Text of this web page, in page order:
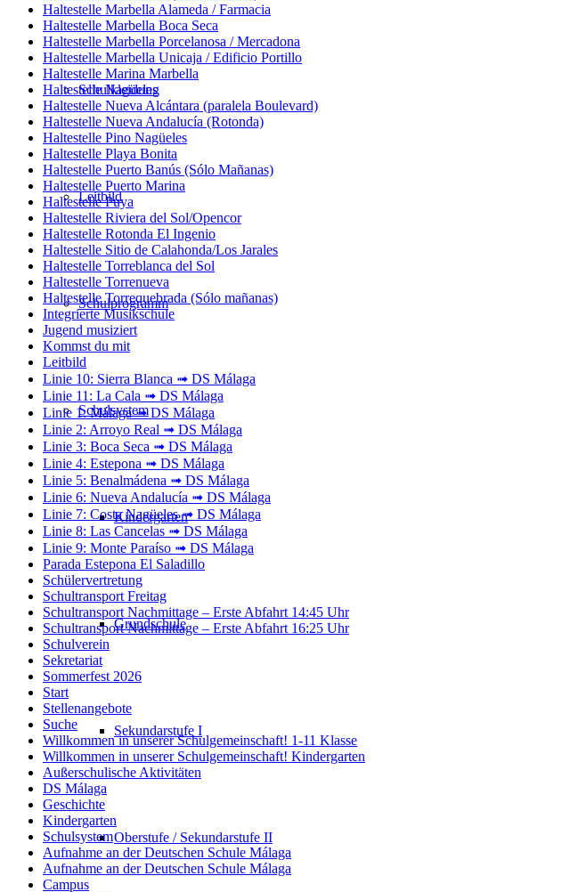
Schulkleidung
Leitbild
Schulprogramm
Schulsystem
Kindergarten
Grundschule
Sekundarstufe I
Oberstufe / Sekundarstufe II
Haltestelle Marbella Alameda / Farmacia
Haltestelle Marbella Boca Seca
Haltestelle Marbella Porcelanosa / Mercadona
Haltestelle Marbella Unicaja / Edificio Portillo
Haltestelle Marina Marbella
Haltestelle Nagüeles
Haltestelle Nueva Alcántara (paralela Boulevard)
Haltestelle Nueva Andalucía (Rotonda)
Haltestelle Pino Nagüeles
Haltestelle Playa Bonita
Haltestelle Puerto Banús (Sólo Mañanas)
Haltestelle Puerto Marina
Haltestelle Puya
Haltestelle Riviera del Sol/Opencor
Haltestelle Rotonda El Ingenio
Haltestelle Sitio de Calahonda/Los Jarales
Haltestelle Torreblanca del Sol
Haltestelle Torrenueva
Haltestelle Torrequebrada (Sólo mañanas)
Integrierte Musikschule
Jugend musiziert
Kommst du mit
Leitbild
Linie 10: Sierra Blanca ➟ DS Málaga
Linie 11: La Cala ➟ DS Málaga
Linie 1: Málaga ➟ DS Málaga
Linie 2: Arroyo Real ➟ DS Málaga
Linie 3: Boca Seca ➟ DS Málaga
Linie 4: Estepona ➟ DS Málaga
Linie 5: Benalmádena ➟ DS Málaga
Linie 6: Nueva Andalucía ➟ DS Málaga
Linie 7: Costa Nagüeles ➟ DS Málaga
Linie 8: Las Cancelas ➟ DS Málaga
Linie 9: Monte Paraíso ➟ DS Málaga
Parada Estepona El Saladillo
Schülervertretung
Schultransport Freitag
Schultransport Nachmittage – Erste Abfahrt 14:45 Uhr
Schultransport Nachmittage – Erste Abfahrt 16:25 Uhr
Schulverein
Sekretariat
Sommerfest 2026
Start
Stellenangebote
Suche
Willkommen in unserer Schulgemeinschaft! 1-11 Klasse
Willkommen in unserer Schulgemeinschaft! Kindergarten
Außerschulische Aktivitäten
DS Málaga
Geschichte
Kindergarten
Schulsystem
Aufnahme an der Deutschen Schule Málaga
Aufnahme an der Deutschen Schule Málaga
Campus